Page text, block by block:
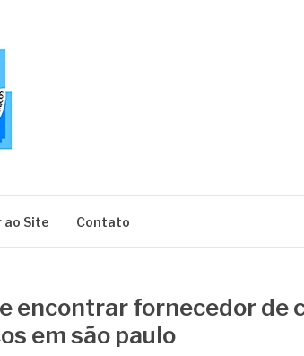
ao Site Contato
encontrar fornecedor de
em são paulo